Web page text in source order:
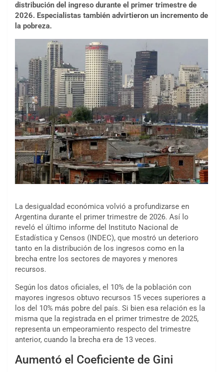
distribución del ingreso durante el primer trimestre de
2026. Especialistas también advirtieron un incremento de
la pobreza.
La desigualdad económica volvió a profundizarse en
Argentina durante el primer trimestre de 2026. Así lo
reveló el último informe del Instituto Nacional de
Estadística y Censos (INDEC), que mostró un deterioro
tanto en la distribución de los ingresos como en la
brecha entre los sectores de mayores y menores
recursos.
Según los datos oficiales, el 10% de la población con
mayores ingresos obtuvo recursos 15 veces superiores a
los del 10% más pobre del país. Si bien esa relación es la
misma que la registrada en el primer trimestre de 2025,
representa un empeoramiento respecto del trimestre
anterior, cuando la brecha era de 13 veces.
Aumentó el Coeficiente de Gini